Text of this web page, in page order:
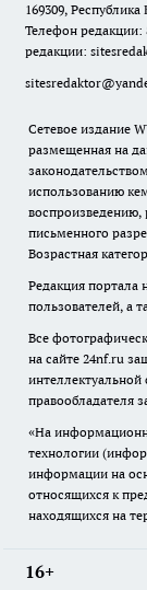
169309,
Телефон редакции:
редакции:
Сетевое издание
размещенная на
использованию
воспроизведению,
письменного
Возрастная
Редакция портала
пользователей, а
Все
на сайте 24nf.ru
интеллектуальной
правообладателя
«На
технологии
информации на
относящихся к
находящихся на
16+